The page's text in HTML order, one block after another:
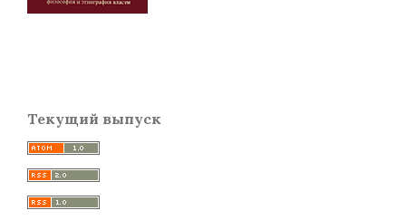
Текущий выпуск